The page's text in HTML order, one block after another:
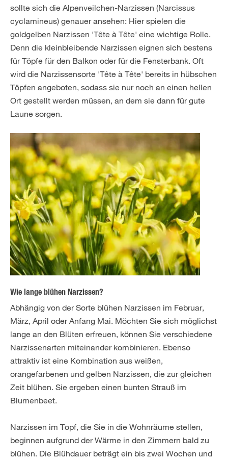
sollte sich die Alpenveilchen-Narzissen (Narcissus
cyclamineus) genauer ansehen: Hier spielen die
goldgelben Narzissen 'Tête à Tête' eine wichtige Rolle.
Denn die kleinbleibende Narzissen eignen sich bestens
für Töpfe für den Balkon oder für die Fensterbank. Oft
wird die Narzissensorte 'Tête à Tête' bereits in hübschen
Töpfen angeboten, sodass sie nur noch an einen hellen
Ort gestellt werden müssen, an dem sie dann für gute
Laune sorgen.
Wie lange blühen Narzissen?
Abhängig von der Sorte blühen Narzissen im Februar,
März, April oder Anfang Mai. Möchten Sie sich möglichst
lange an den Blüten erfreuen, können Sie verschiedene
Narzissenarten miteinander kombinieren. Ebenso
attraktiv ist eine Kombination aus weißen,
orangefarbenen und gelben Narzissen, die zur gleichen
Zeit blühen. Sie ergeben einen bunten Strauß im
Blumenbeet.
Narzissen im Topf, die Sie in die Wohnräume stellen,
beginnen aufgrund der Wärme in den Zimmern bald zu
blühen. Die Blühdauer beträgt ein bis zwei Wochen und